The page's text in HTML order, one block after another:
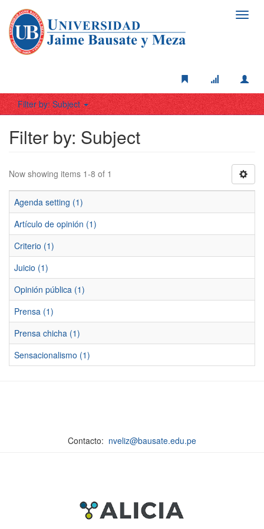
Filter by: Subject
Filter by: Subject
Now showing items 1-8 of 1
Agenda setting (1)
Artículo de opinión (1)
Criterio (1)
Juicio (1)
Opinión pública (1)
Prensa (1)
Prensa chicha (1)
Sensacionalismo (1)
Contacto: nveliz@bausate.edu.pe